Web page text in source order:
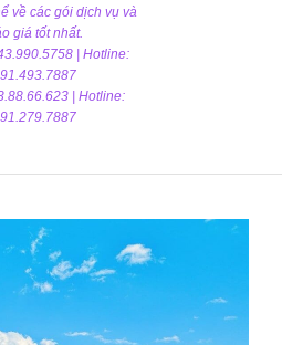
về các gói dịch vụ và
giá tốt nhất.
| Hotline:
| Hotline: